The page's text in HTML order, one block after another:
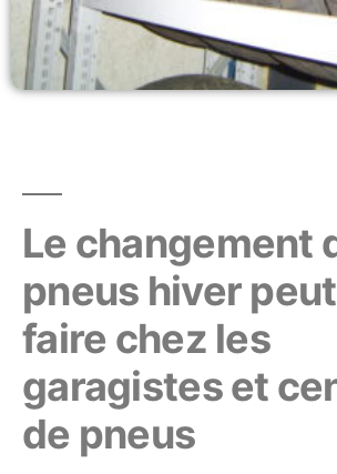
Le changement
pneus hiver
faire chez les
garagistes et
de pneus